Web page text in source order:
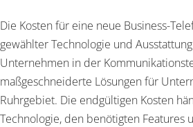
Die Kosten für eine neue Business-
gewählter Technologie und
Unternehmen in der
maßgeschneiderte Lösungen für
Ruhrgebiet. Die endgültigen Kosten
Technologie, den benötigten Features